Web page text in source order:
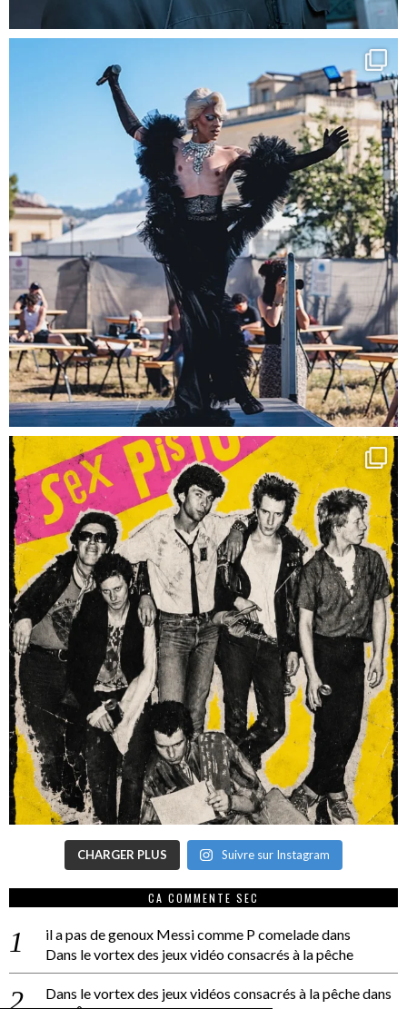
CHARGER PLUS Suivre sur Instagram
CA COMMENTE SEC
il a pas de genoux Messi comme P comeladedans
Dans le vortex des jeux vidéo consacrés à la pêche
Dans le vortex des jeux vidéos consacrés à la pêchedans